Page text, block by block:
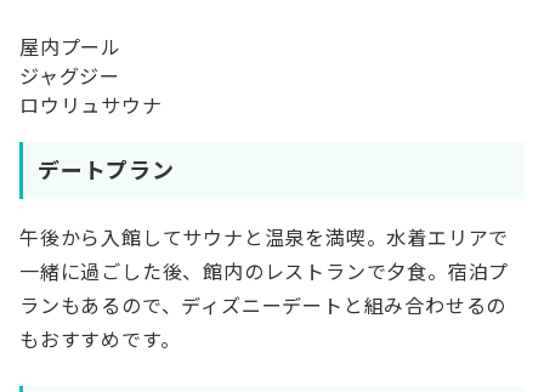
屋内プール
ジャグジー
ロウリュサウナ
デートプラン
午後から入館してサウナと温泉を満喫。水着エリアで
一緒に過ごした後、館内のレストランで夕食。宿泊プ
ランもあるので、ディズニーデートと組み合わせるの
もおすすめです。